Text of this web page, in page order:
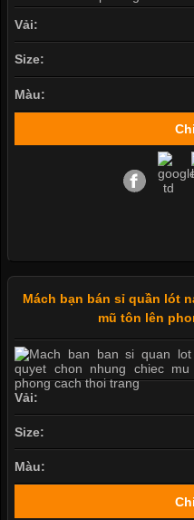
Vải:
Size:
Màu:
Mách bạn bán sỉ quần lót
mũ tôn lên
Vải:
Size:
Màu: